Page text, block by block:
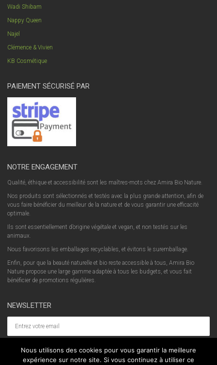
Wadi Shibam
Nappy Queen
Najel
Clémence & Vivien
KB Cosmétique
PAIEMENT SÉCURISÉ PAR
NOTRE ENGAGEMENT
Qualité, éthique et accessibilité sont les maîtres-mots chez Amira Bio Nature.
Nos produits sont sélectionnés et testés avec la plus grande attention, afin de
vous faire bénéficier du meilleur de la nature et de vous garantir une efficacité
optimale.
Ils sont essentiellement d’origine végétale et vegan, et non testés sur les
animaux.
Nous favorisons les emballages recyclables, et évitons le suremballage.
Enfin, pour que la beauté naturelle et bio reste accessible à tous, Amira Bio
Nature propose une large gamme adaptée à tous les budgets, et vous fait
bénéficier de promotions régulières.
NEWSLETTER
Nous utilisons des cookies pour vous garantir la meilleure
expérience sur notre site. Si vous continuez à utiliser ce